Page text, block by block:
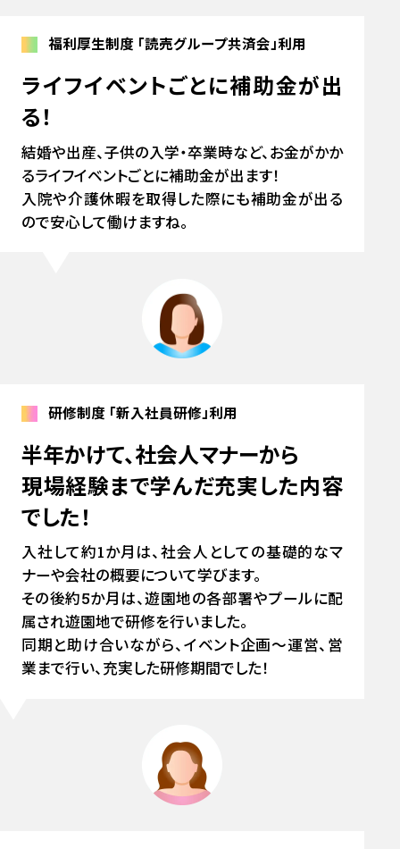
福利厚生制度 「読売グループ共済会」利用
ライフイベントごとに補助金が出
る！
結婚や出産、子供の入学・卒業時など、お金がかか
るライフイベントごとに補助金が出ます！
入院や介護休暇を取得した際にも補助金が出る
ので安心して働けますね。
研修制度 「新入社員研修」利用
半年かけて、社会人マナーから
現場経験まで学んだ充実した内容
でした！
入社して約1か月は、社会人としての基礎的なマ
ナーや会社の概要について学びます。
その後約5か月は、遊園地の各部署やプールに配
属され遊園地で研修を行いました。
同期と助け合いながら、イベント企画～運営、営
業まで行い、充実した研修期間でした！